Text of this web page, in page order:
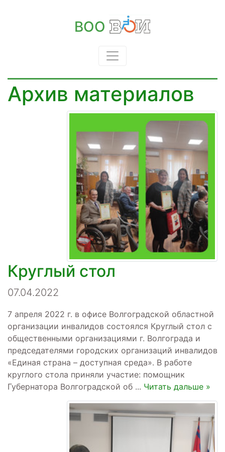
ВОО
Архив материалов
Круглый стол
07.04.2022
7 апреля 2022 г. в офисе Волгоградской областной
организации инвалидов состоялся Круглый стол с
общественными организациями г. Волгограда и
председателями городских организаций инвалидов
«Единая страна – доступная среда». В работе
круглого стола приняли участие: помощник
Губернатора Волгоградской об ... Читать дальше »